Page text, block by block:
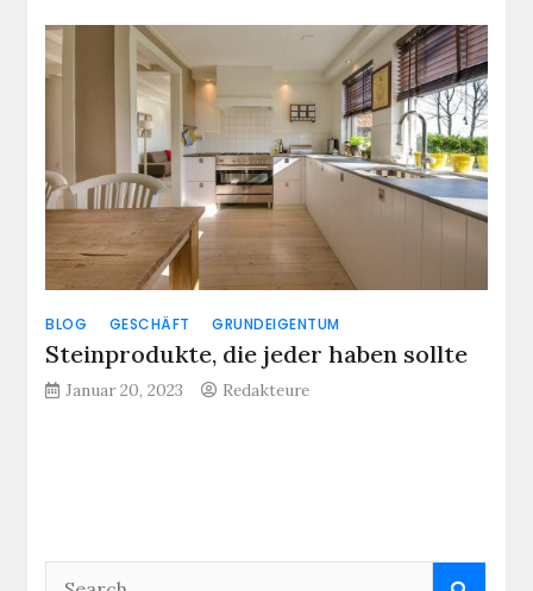
BLOG GESCHÄFT GRUNDEIGENTUM
Steinprodukte, die jeder haben sollte
Januar 20, 2023 Redakteure